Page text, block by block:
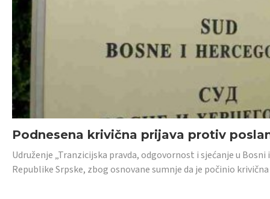
Podnesena krivična prijava protiv
Udruženje „Tranzicijska pravda, odgovornost i sjećanje u
Republike Srpske, zbog osnovane sumnje da je počinio